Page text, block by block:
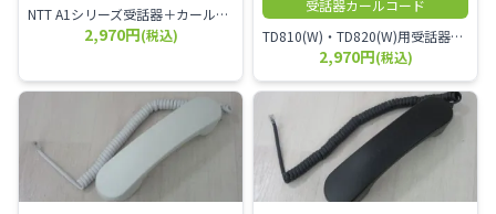
NTT A1シリーズ受話器＋カールコード セット／本商品は中古品となります。 写真では分かりにくいキズ・汚れなどの使用感があります。 経年変化で日焼けの色味が強くなる場合がございます。 予めご理解・ご了承頂きますようお願いいたします。
2,970円(税込)
受話器カールコード
TD810(W)・TD820(W)用受話器＋カールコード セット／本商品は中古品となります。 写真では分かりにくいキズ・汚れなどの使用感があります。 予めご理解・ご了承頂きますようお願いいたします。
2,970円(税込)